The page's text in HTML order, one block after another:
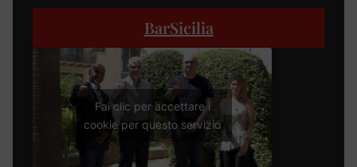
BarSicilia
Fai clic per accettare i
cookie per questo servizio